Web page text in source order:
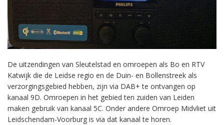
De uitzendingen van Sleutelstad en omroepen als Bo en RTV
Katwijk die de Leidse regio en de Duin- en Bollenstreek als
verzorgingsgebied hebben, zijn via DAB+ te ontvangen op
kanaal 9D. Omroepen in het gebied ten zuiden van Leiden
maken gebruik van kanaal 5C. Onder andere Omroep Midvliet uit
Leidschendam-Voorburg is via dat kanaal te horen.